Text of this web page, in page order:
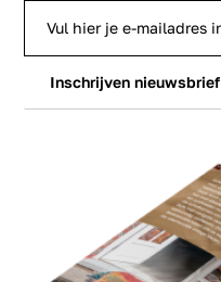
Inschrijven nieuwsbrief